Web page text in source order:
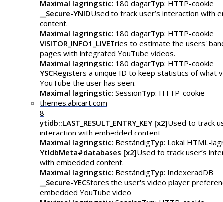
Maximal lagringstid: 180 dagarTyp: HTTP-cookie
__Secure-YNIDUsed to track user’s interaction with
content.
Maximal lagringstid: 180 dagarTyp: HTTP-cookie
VISITOR_INFO1_LIVETries to estimate the users'
pages with integrated YouTube videos.
Maximal lagringstid: 180 dagarTyp: HTTP-cookie
YSCRegisters a unique ID to keep statistics of what
YouTube the user has seen.
Maximal lagringstid: SessionTyp: HTTP-cookie
themes.abicart.com
8
ytidb::LAST_RESULT_ENTRY_KEY [x2]Used to track
interaction with embedded content.
Maximal lagringstid: BeständigTyp: Lokal HTML-
YtIdbMeta#databases [x2]Used to track user’s
with embedded content.
Maximal lagringstid: BeständigTyp: IndexeradDB
__Secure-YECStores the user's video player
embedded YouTube video